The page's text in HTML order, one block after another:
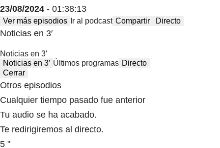
23/08/2024 - 01:38:13
Ver más episodios Ir al podcast Compartir Directo
Noticias en 3′
Noticias en 3′
Noticias en 3′ Últimos programas Directo
Cerrar
Otros episodios
Cualquier tiempo pasado fue anterior
Tu audio se ha acabado.
Te redirigiremos al directo.
5 "